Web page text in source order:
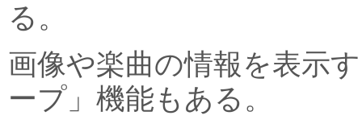
る。
画像や楽曲の情報を表示
ープ」機能もある。